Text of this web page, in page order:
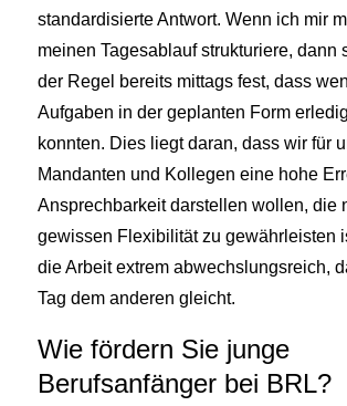
standardisierte Antwort. Wenn ich mir
meinen Tagesablauf strukturiere, dann
der Regel bereits mittags fest, dass
Aufgaben in der geplanten Form
konnten. Dies liegt daran, dass wir für
Mandanten und Kollegen eine hohe
Ansprechbarkeit darstellen wollen, die
gewissen Flexibilität zu gewährleisten
die Arbeit extrem abwechslungsreich,
Tag dem anderen gleicht.
Wie fördern Sie junge
Berufsanfänger bei BRL?